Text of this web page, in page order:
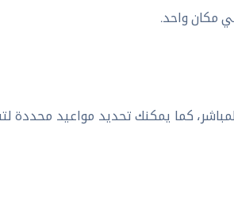
مكان واحد.
كما يمكنك تحديد مواعيد